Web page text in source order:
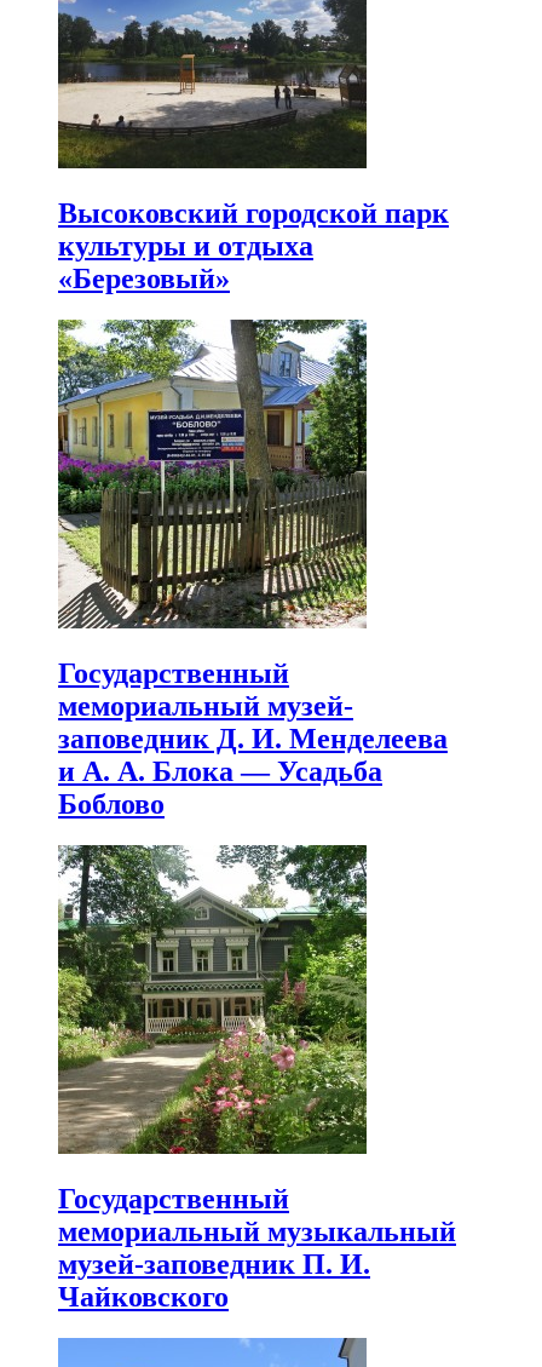
Высоковский городской парк
культуры и отдыха
«Березовый»
Государственный
мемориальный музей-
заповедник Д. И. Менделеева
и А. А. Блока — Усадьба
Боблово
Государственный
мемориальный музыкальный
музей-заповедник П. И.
Чайковского